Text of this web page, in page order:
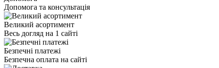
Допомога та консультація
Великий асортимент
Весь догляд на 1 сайті
Безпечні платежі
Безпечна оплата на сайті